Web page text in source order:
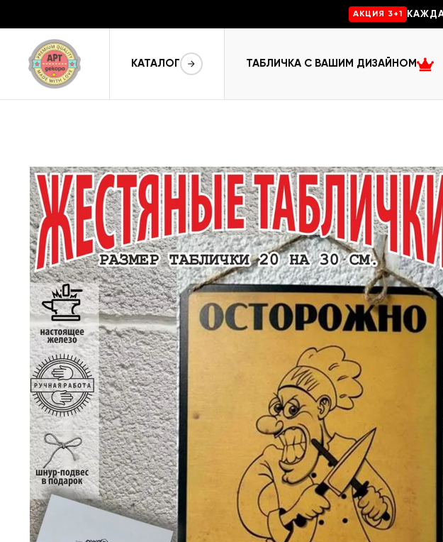
AKЦИЯ 3+1
КАТАЛОГ ТАБЛИЧКА С ВАШИМ ДИЗАЙНОМ